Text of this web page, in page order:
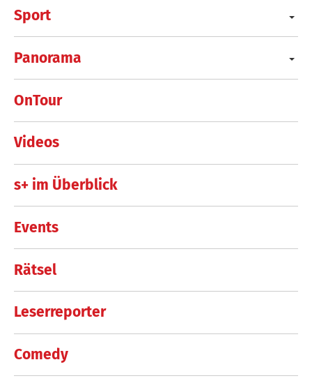
Sport
Panorama
OnTour
Videos
s+ im Überblick
Events
Rätsel
Leserreporter
Comedy